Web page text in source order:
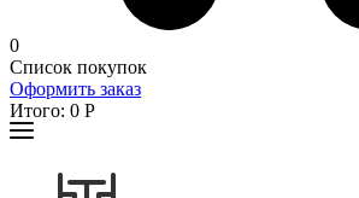
0
Список покупок
Оформить заказ
Итого: 0 Р